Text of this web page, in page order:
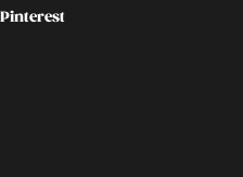
Pinterest